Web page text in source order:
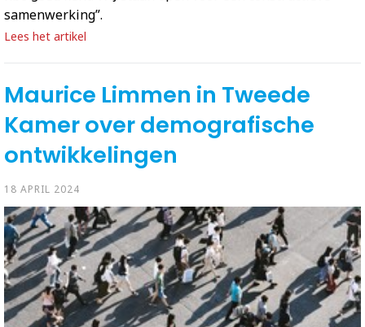
samenwerking”.
Lees het artikel
Maurice Limmen in Tweede
Kamer over demografische
ontwikkelingen
18 APRIL 2024